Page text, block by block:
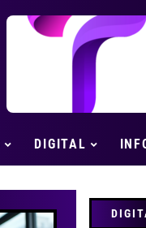
DIGITAL